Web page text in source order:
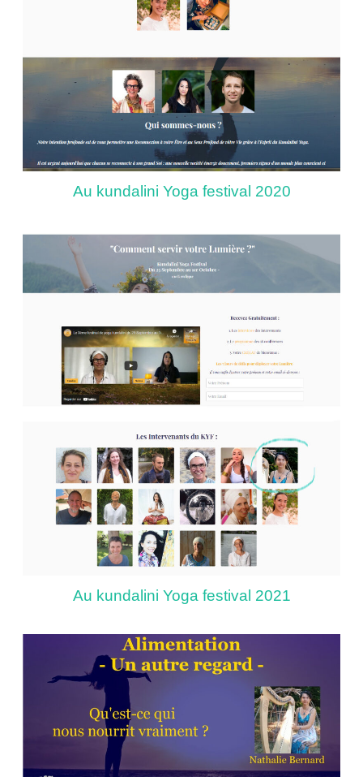
Au kundalini Yoga festival 2020
Au kundalini Yoga festival 2021